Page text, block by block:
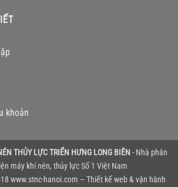
khoản
THỦY LỰC TRIỂN HƯNG LONG BIÊN - Nhà phân
máy khí nén, thủy lực Số 1 Việt Nam
www.stnc-hanoi.com – Thiết kế web & vận hành